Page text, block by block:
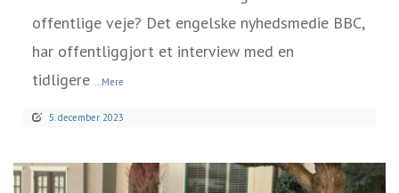
offentlige veje? Det engelske nyhedsmedie BBC,
har offentliggjort et interview med en
tidligere ...Mere
5. december 2023